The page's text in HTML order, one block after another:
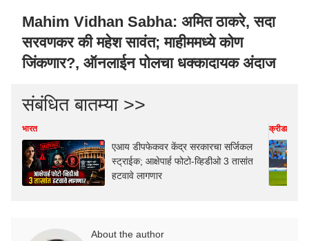
Mahim Vidhan Sabha: अमित ठाकरे, सदा
सरवणकर की महेश सावंत; माहीममध्ये कोण
जिंकणार?, ऑनलाईन पोलचा धक्कादायक अंदाज
संबंधित बातम्या >>
भारत
एआय डीपफेकवर केंद्र सरकारचा सर्जिकल
स्ट्राईक; आक्षेपार्ह फोटो-व्हिडीओ 3 तासांत
हटवावे लागणार
क्रीडा
About the author